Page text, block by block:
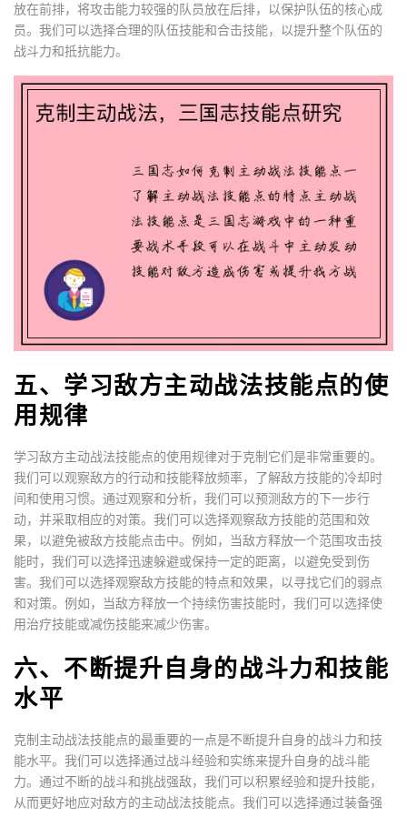
放在前排，将攻击能力较强的队员放在后排，以保护队伍的核心成
员。我们可以选择合理的队伍技能和合击技能，以提升整个队伍的
战斗力和抵抗能力。
五、学习敌方主动战法技能点的使
用规律
学习敌方主动战法技能点的使用规律对于克制它们是非常重要的。
我们可以观察敌方的行动和技能释放频率，了解敌方技能的冷却时
间和使用习惯。通过观察和分析，我们可以预测敌方的下一步行
动，并采取相应的对策。我们可以选择观察敌方技能的范围和效
果，以避免被敌方技能点击中。例如，当敌方释放一个范围攻击技
能时，我们可以选择迅速躲避或保持一定的距离，以避免受到伤
害。我们可以选择观察敌方技能的特点和效果，以寻找它们的弱点
和对策。例如，当敌方释放一个持续伤害技能时，我们可以选择使
用治疗技能或减伤技能来减少伤害。
六、不断提升自身的战斗力和技能
水平
克制主动战法技能点的最重要的一点是不断提升自身的战斗力和技
能水平。我们可以选择通过战斗经验和实练来提升自身的战斗能
力。通过不断的战斗和挑战强敌，我们可以积累经验和提升技能，
从而更好地应对敌方的主动战法技能点。我们可以选择通过装备强